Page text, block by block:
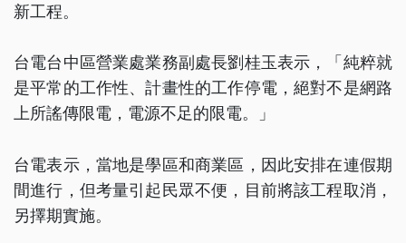
新工程。
台電台中區營業處業務副處長劉桂玉表示，「純粹就
是平常的工作性、計畫性的工作停電，絕對不是網路
上所謠傳限電，電源不足的限電。」
台電表示，當地是學區和商業區，因此安排在連假期
間進行，但考量引起民眾不便，目前將該工程取消，
另擇期實施。